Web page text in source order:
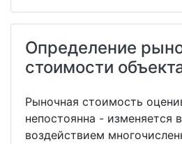
Определение
стоимости
Рыночная стоимость
непостоянна - изменяется
воздействием